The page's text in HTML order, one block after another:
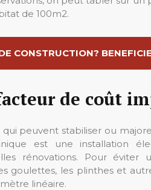
de 100m2.
CONSTRUCTION?
de coût
peuvent stabiliser ou
est une installation
rénovations. Pour éviter
goulettes, les plinthes et
linéaire.